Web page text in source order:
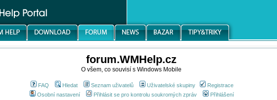
forum.WMHelp.cz
O všem, co souvisí s Windows Mobile
FAQ Hledat Seznam uživatelů Uživatelské skupiny
Registrace
Osobní nastavení
Přihlásit se pro kontrolu soukromých zpráv Přihlášení